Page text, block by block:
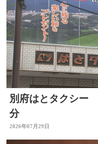
別府はとタクシ
分
2026年07月29日